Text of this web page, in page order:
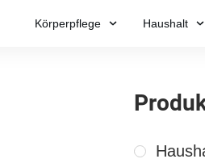
Körperpflege Haushalt